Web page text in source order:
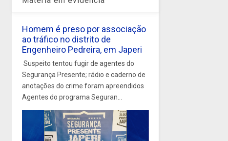
Homem é preso por associação
ao tráfico no distrito de
Engenheiro Pedreira, em Japeri
Suspeito tentou fugir de agentes do
Segurança Presente; rádio e caderno de
anotações do crime foram apreendidos
Agentes do programa Seguran...